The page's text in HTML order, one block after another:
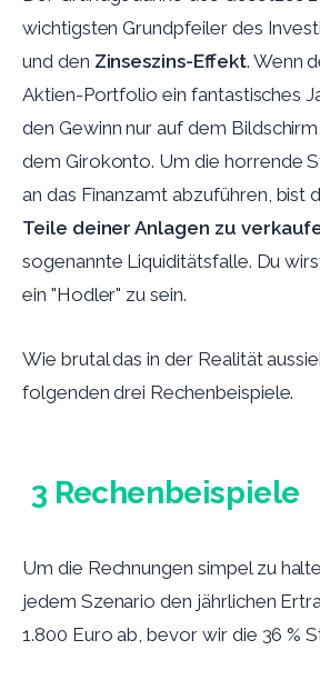
wichtigsten Grundpfeiler des
und den Zinseszins-Effekt. Wenn
Aktien-Portfolio ein fantastisches
den Gewinn nur auf dem
dem Girokonto. Um die horrende
an das Finanzamt abzuführen, bist
Teile deiner Anlagen zu
sogenannte Liquiditätsfalle. Du
ein "Hodler" zu sein.
Wie brutal das in der Realität
folgenden drei Rechenbeispiele.
3 Rechenbeispiele
Um die Rechnungen simpel zu
jedem Szenario den jährlichen
1.800 Euro ab, bevor wir die 36 %